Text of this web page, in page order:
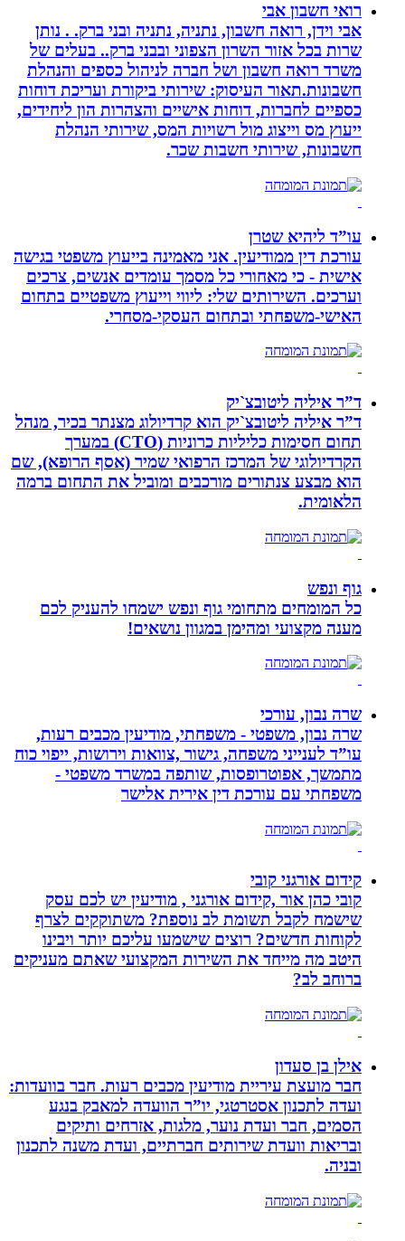
רואי חשבון אבי
אבי וידן, רואה חשבון, נתניה, נתניה ובני ברק. . נותן
שרות בכל אזור השרון הצפוני ובבני ברק.. בעלים של
משרד רואה חשבון ושל חברה לניהול כספים והנהלת
חשבונות.תאור העיסוק: שירותי ביקורת ועריכת דוחות
כספיים לחברות, דוחות אישיים והצהרות הון ליחידים,
ייעוץ מס וייצוג מול רשויות המס, שירותי הנהלת
חשבונות, שירותי חשבות שכר.
עו”ד ליהיא שטרן
עורכת דין ממודיעין. אני מאמינה בייעוץ משפטי בגישה
אישית - כי מאחורי כל מסמך עומדים אנשים, צרכים
וערכים. השירותים שלי: ליווי וייעוץ משפטיים בתחום
האישי-משפחתי ובתחום העסקי-מסחרי.
ד”ר איליה ליטובצ`יק
ד”ר איליה ליטובצ`יק הוא קרדיולוג מצנתר בכיר, מנהל
תחום חסימות כליליות כרוניות (CTO) במערך
הקרדיולוגי של המרכז הרפואי שמיר (אסף הרופא), שם
הוא מבצע צנתורים מורכבים ומוביל את התחום ברמה
הלאומית.
גוף ונפש
כל המומחים מתחומי גוף ונפש ישמחו להעניק לכם
מענה מקצועי ומהימן במגוון נושאים!
שרה נבון, עורכי
שרה נבון, משפטי - משפחתי, מודיעין מכבים רעות,
עו”ד לענייני משפחה, גישור ,צוואות וירושות, ייפוי כוח
מתמשך, אפוטרופסות, שותפה במשרד משפטי -
משפחתי עם עורכת דין אירית אלישר
קידום אורגני קובי
קובי כהן אור ,קידום אורגני , מודיעין יש לכם עסק
שישמח לקבל תשומת לב נוספת? משתוקקים לצרף
לקוחות חדשים? רוצים שישמעו עליכם יותר ויבינו
היטב מה מייחד את השירות המקצועי שאתם מעניקים
ברוחב לב?
אילן בן סעדון
חבר מועצת עיריית מודיעין מכבים רעות. חבר בוועדות:
ועדה לתכנון אסטרטגי, יו”ר הוועדה למאבק בנגע
הסמים, חבר ועדת נוער, מלגות, אזרחים ותיקים
ובריאות וועדת שירותים חברתיים, ועדת משנה לתכנון
ובניה.